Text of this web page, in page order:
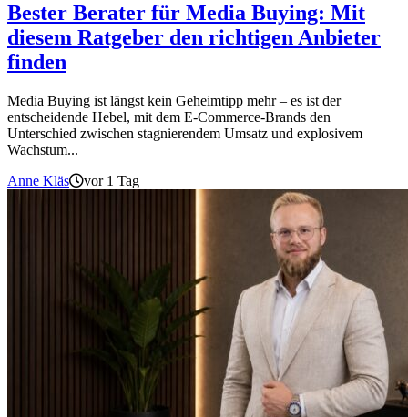
Bester Berater für Media Buying: Mit
diesem Ratgeber den richtigen Anbieter
finden
Media Buying ist längst kein Geheimtipp mehr – es ist der
entscheidende Hebel, mit dem E-Commerce-Brands den
Unterschied zwischen stagnierendem Umsatz und explosivem
Wachstum...
Anne Kläs
vor 1 Tag